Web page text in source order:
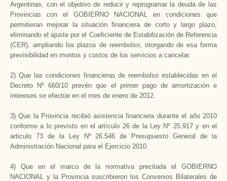
Argentinas, con el objetivo de reducir y reprogramar la deuda de las
Provincias con el GOBIERNO NACIONAL en condiciones que
permitieran mejorar la situación financiera de corto y largo plazo,
eliminando el ajuste por el Coeficiente de Estabilización de Referencia
(CER), ampliando los plazos de reembolso, otorgando de esa forma
previsibilidad en montos y costos de los servicios a cancelar.
2) Que las condiciones financieras de reembolso establecidas en el
Decreto Nº 660/10 prevén que el primer pago de amortización e
intereses se efectúe en el mes de enero de 2012.
3) Que la Provincia recibió asistencia financiera durante el año 2010
conforme a lo previsto en el artículo 26 de la Ley Nº 25.917 y en el
articulo 73 de la Ley Nº 26.546 de Presupuesto General de la
Administración Nacional para el Ejercicio 2010.
4) Que en el marco de la normativa precitada el GOBIERNO
NACIONAL y la Provincia suscribieron los Convenios Bilaterales de